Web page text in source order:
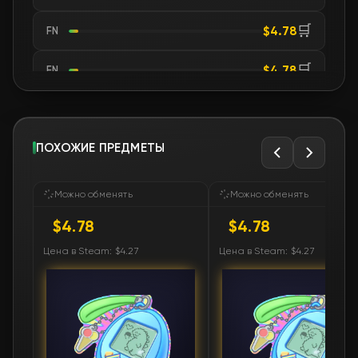
FN $4.78🛒
FN $4.78🛒
FN $4.78 🛒
FN $4.78
FN $4.78
FN $4.78🛒
$4.78🛒
$4.78 🛒
ПОХОЖИЕ ПРЕДМЕТЫ
Можно обменять
$4.78
Цена в Steam: $4.27
Можно обменять
$4.78
Цена в Steam: $4.27